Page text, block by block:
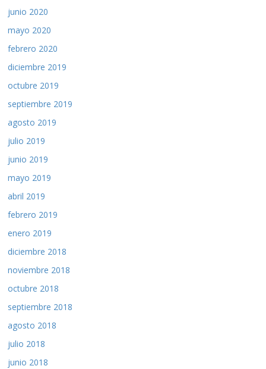
junio 2020
mayo 2020
febrero 2020
diciembre 2019
octubre 2019
septiembre 2019
agosto 2019
julio 2019
junio 2019
mayo 2019
abril 2019
febrero 2019
enero 2019
diciembre 2018
noviembre 2018
octubre 2018
septiembre 2018
agosto 2018
julio 2018
junio 2018